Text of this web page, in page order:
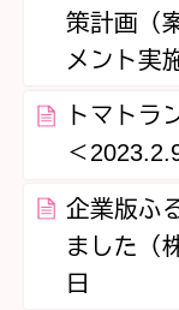
策計画（
メント実
トマトラ
＜
企業版ふ
ました（
日